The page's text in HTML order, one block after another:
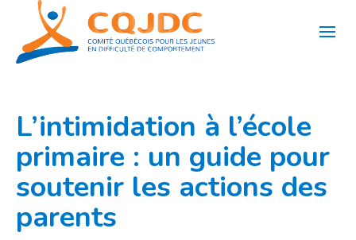
contenu
L’intimidation à l’école
primaire : un guide pour
soutenir les actions des
parents